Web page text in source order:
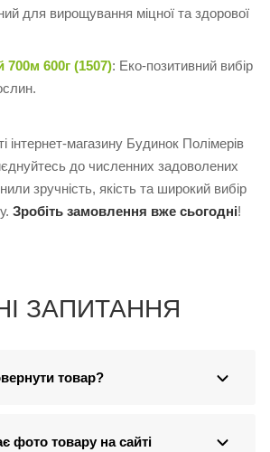
для вирощування міцної та здорової
600г (1507): Еко-позитивний вибір
інтернет-магазину Будинок Полімерів
до численних задоволених
зручність, якість та широкий вибір
Зробіть замовлення вже сьогодні!
ЗАПИТАННЯ
товар?
фото товару на сайті